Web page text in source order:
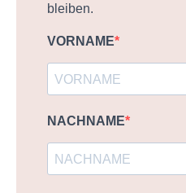
bleiben.
VORNAME
NACHNAME